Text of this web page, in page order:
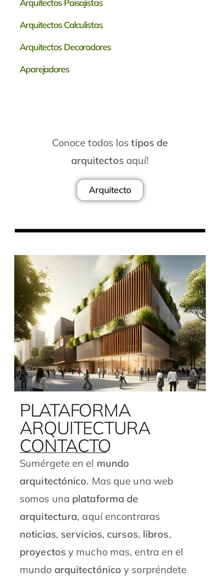
ArquitectosPaisajistas
Arquitectos Calculistas
Arquitectos Decoradores
Aparejadores
Conoce todos lostipos de
arquitectos aquí!
Arquitecto
PLATAFORMA
ARQUITECTURA
CONTACTO
Sumérgete en el mundo
arquitectónico. Mas que una web
somos una plataforma de
arquitectura, aquí encontraras
noticias, servicios, cursos, libros,
proyectos y mucho mas, entra en el
mundo arquitectónico y sorpréndete